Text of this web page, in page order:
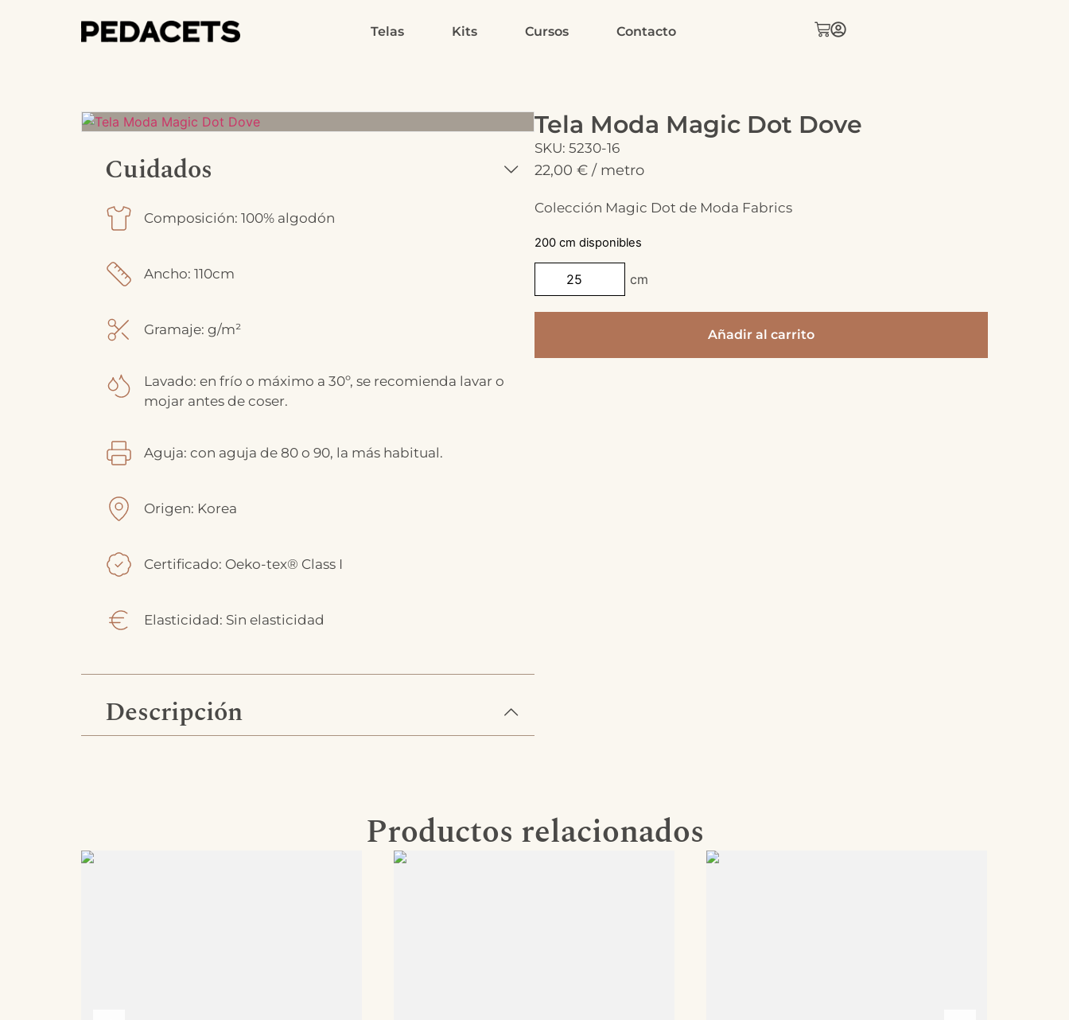
Telas Kits Cursos Contacto
Cuidados
Composición: 100% algodón
Ancho: 110cm
Gramaje: g/m²
Lavado: en frío o máximo a 30º, se recomienda lavar o
mojar antes de coser.
Aguja: con aguja de 80 o 90, la más habitual.
Origen: Korea
Certificado: Oeko-tex® Class I
Elasticidad: Sin elasticidad
Descripción
Tela Moda Magic Dot Dove
SKU: 5230-16
22,00 € / metro
Colección Magic Dot de Moda Fabrics
200 cm disponibles
cm
Añadir al carrito
Productos relacionados